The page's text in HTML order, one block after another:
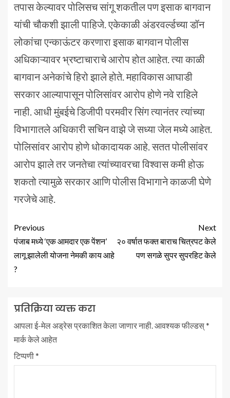
तपास केल्यावर पोलिसच सांगू शकतील पण इसाक बागवान
यांची चौकशी झाली पाहिजे. एकेकाळी अंडरवर्ल्डच्या डॉन
लोकांचा एन्काऊंटर करणारा इसाक बागवान पोलीस
अधिकाऱ्यावर भ्रष्टाचाराचे आरोप होत आहेत. त्या काळी
बागवान अनेकांचे हिरो झाले होते. महाविकास आघाडी
सरकार आल्यापासून पोलिसांवर आरोप होणे नवे राहिले
नाही. आधी मुंबईचे डिजीपी परमवीर सिंग त्यानंतर त्यांच्या
विभागातले अधिकारी सचिन वाझे जे सध्या जेल मध्ये आहेत.
पोलिसांवर आरोप होणे धोकादायक आहे. सतत पोलीसांवर
आरोप झाले तर जनतेचा त्यांच्यावरचा विश्वास कमी होऊ
शकतो त्यामुळे सरकार आणि पोलीस विभागाने काळजी घेणे
गरजेचे आहे.
Previous
पंजाब मध्ये ‘एक आमदार एक पेंशन’
लागू झालेली योजना नेमकी काय आहे
?
Next
२० वर्षात फक्त बाराच चित्रपट केले
पण सगळे सुपर सुपरहिट केले
प्रतिक्रिया व्यक्त करा
आपला ई-मेल अड्रेस प्रकाशित केला जाणार नाही.आवश्यक फील्डस्*
मार्क केले आहेत
टिप्पणी*